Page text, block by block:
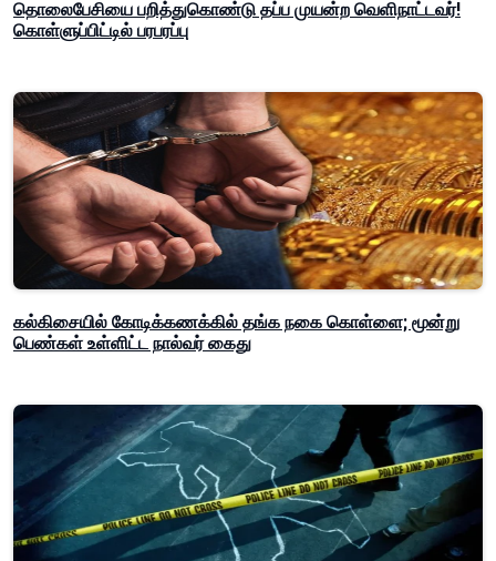
தொலைபேசியை பறித்துகொண்டு தப்ப முயன்ற வெளிநாட்டவர்!
கொள்ளுப்பிட்டில் பரபரப்பு
கல்கிசையில் கோடிக்கணக்கில் தங்க நகை கொள்ளை; மூன்று
பெண்கள் உள்ளிட்ட நால்வர் கைது